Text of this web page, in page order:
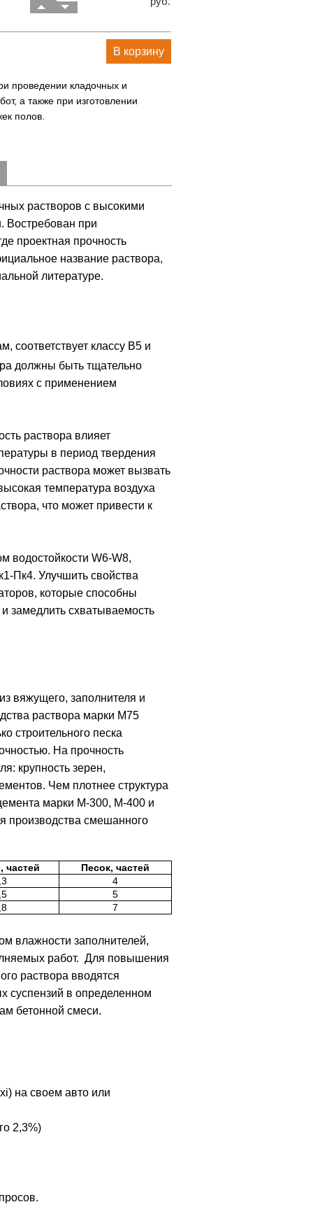
В корзину
проведении кладочных и
а также при изготовлении
полов.
растворов с высокими
Востребован при
проектная прочность
название раствора,
литературе.
соответствует классу В5 и
должны быть тщательно
с применением
раствора влияет
в период твердения
раствора может вызвать
температура воздуха
что может привести к
водостойкости W6-W8,
Пк4. Улучшить свойства
которые способны
и замедлить схватываемость
вяжущего, заполнителя и
раствора марки М75
строительного песка
На прочность
крупность зерен,
Чем плотнее структура
марки М-300, М-400 и
производства смешанного
частей
Песок, частей
4
5
7
влажности заполнителей,
работ. Для повышения
раствора вводятся
суспензий в определенном
бетонной смеси.
на своем авто или
2,3%)